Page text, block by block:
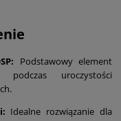
Podstawowy element
podczas uroczystości
Idealne rozwiązanie dla